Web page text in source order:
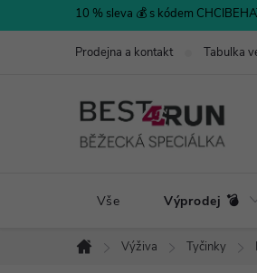
na
10 % sleva 💰 s kódem
Prodejna a kontakt Tabulka
Vše Výprodej 💣
Domů
Výživa Tyčinky